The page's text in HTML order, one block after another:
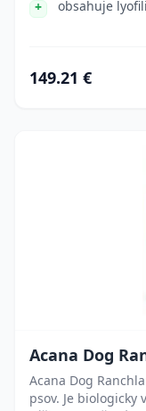
obsahuje
149.21 €
Acana Dog
Acana Dog
psov. Je